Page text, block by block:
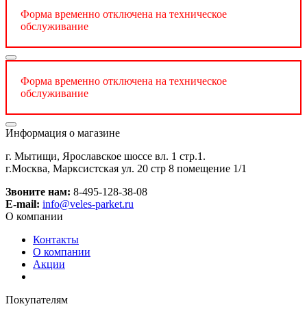
Форма временно отключена на техническое
обслуживание
Форма временно отключена на техническое
обслуживание
Информация о магазине
г. Мытищи, Ярославское шоссе вл. 1 стр.1.
г.Москва, Марксистская ул. 20 стр 8 помещение 1/1
Звоните нам: 8-495-128-38-08
E-mail: info@veles-parket.ru
О компании
Контакты
О компании
Акции
Покупателям